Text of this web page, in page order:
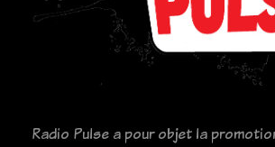
Radio Pulse a pour objet la